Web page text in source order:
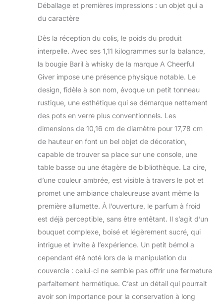
cadeaux pour
Transformez votre
baies marquées
bouillées dans du
whisky fumé et
scotch garni de
clous de girofle de
tabac, vieilli en fûts
de chêne.
maison de ferme :
nos bougies
durables sont
fièrement
États-Unis et créent
une véritable
expérience unique.
Créez votre
environnement
personnalisé et
ajoutez une touche
fantaisiste à votre
salon, cuisine ou
terrasse. Bougie
d'aromathérapie :
ces bougies
Déballage et premières impressions : un objet qui a
du caractère
Dès la réception du colis, le poids du produit
interpelle. Avec ses 1,11 kilogrammes sur la balance,
la bougie Baril à whisky de la marque A Cheerful
Giver impose une présence physique notable. Le
design, fidèle à son nom, évoque un petit tonneau
rustique, une esthétique qui se démarque nettement
des pots en verre plus conventionnels. Les
dimensions de 10,16 cm de diamètre pour 17,78 cm
de hauteur en font un bel objet de décoration,
capable de trouver sa place sur une console, une
table basse ou une étagère de bibliothèque. La cire,
d’une couleur ambrée, est visible à travers le pot et
promet une ambiance chaleureuse avant même la
première allumette. À l’ouverture, le parfum à froid
est déjà perceptible, sans être entêtant. Il s’agit d’un
bouquet complexe, boisé et légèrement sucré, qui
intrigue et invite à l’expérience. Un petit bémol a
cependant été noté lors de la manipulation du
couvercle : celui-ci ne semble pas offrir une fermeture
parfaitement hermétique. C’est un détail qui pourrait
avoir son importance pour la conservation à long